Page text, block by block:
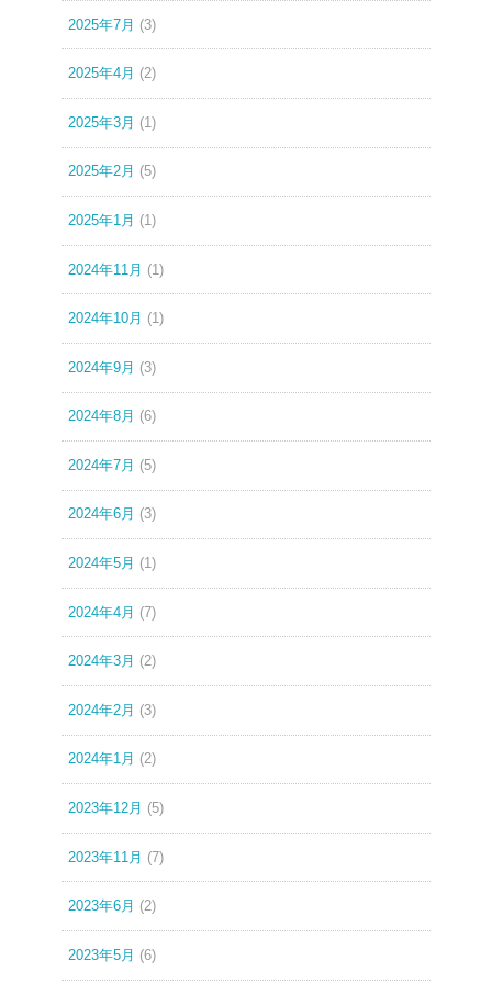
2025年7月 (3)
2025年4月 (2)
2025年3月 (1)
2025年2月 (5)
2025年1月 (1)
2024年11月 (1)
2024年10月 (1)
2024年9月 (3)
2024年8月 (6)
2024年7月 (5)
2024年6月 (3)
2024年5月 (1)
2024年4月 (7)
2024年3月 (2)
2024年2月 (3)
2024年1月 (2)
2023年12月 (5)
2023年11月 (7)
2023年6月 (2)
2023年5月 (6)